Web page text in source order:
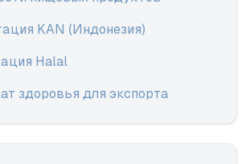
KAN (Индонезия)
Halal
здоровья для экспорта